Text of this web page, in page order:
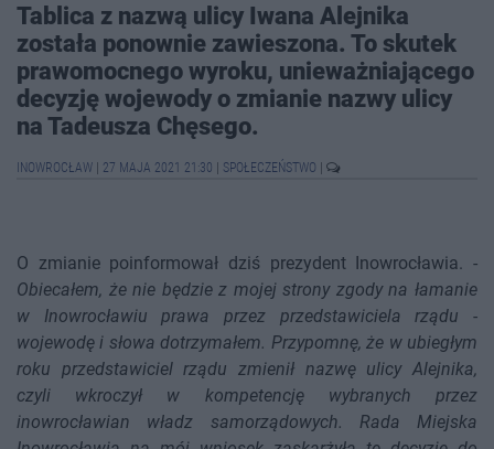
Tablica z nazwą ulicy Iwana Alejnika
została ponownie zawieszona. To skutek
prawomocnego wyroku, unieważniającego
decyzję wojewody o zmianie nazwy ulicy
na Tadeusza Chęsego.
INOWROCŁAW 27 MAJA 2021 21:30 SPOŁECZEŃSTWO
O zmianie poinformował dziś prezydent Inowrocławia. -
Obiecałem, że nie będzie z mojej strony zgody na łamanie
w Inowrocławiu prawa przez przedstawiciela rządu -
wojewodę i słowa dotrzymałem. Przypomnę, że w ubiegłym
roku przedstawiciel rządu zmienił nazwę ulicy Alejnika,
czyli wkroczył w kompetencję wybranych przez
inowrocławian władz samorządowych. Rada Miejska